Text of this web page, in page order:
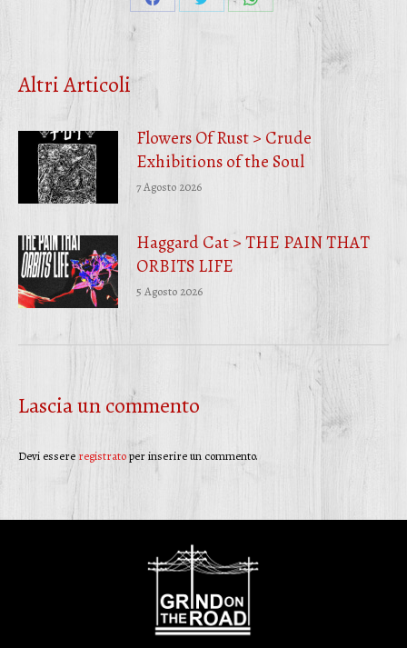
CondividiCondividiCondividi
Altri Articoli
Flowers Of Rust > Crude
Exhibitions of the Soul
7 Agosto 2026
Haggard Cat > THE PAIN THAT
ORBITS LIFE
5 Agosto 2026
Lascia un commento
Devi essere registratoper inserire un commento.